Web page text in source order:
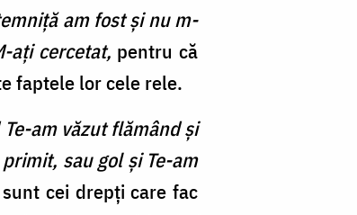
am fost și nu m-
aţi cercetat, pentru că
faptele lor cele rele.
am văzut flămând şi
sau gol şi Te-am
cei drepți care fac